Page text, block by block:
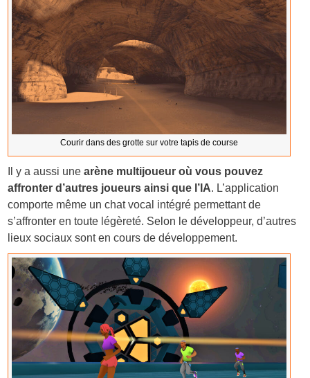
Courir dans des grotte sur votre tapis de course
Il y a aussi une arène multijoueur où vous pouvez
affronter d’autres joueurs ainsi que l’IA. L’application
comporte même un chat vocal intégré permettant de
s’affronter en toute légèreté. Selon le développeur, d’autres
lieux sociaux sont en cours de développement.